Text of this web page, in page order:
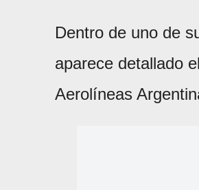
Dentro de uno de
aparece detallado
Aerolíneas